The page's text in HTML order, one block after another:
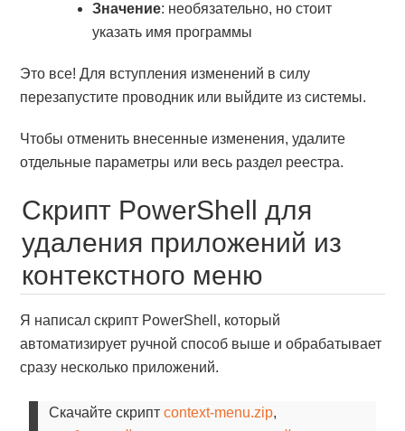
Значение: необязательно, но стоит
указать имя программы
Это все! Для вступления изменений в силу
перезапустите проводник или выйдите из системы.
Чтобы отменить внесенные изменения, удалите
отдельные параметры или весь раздел реестра.
Скрипт PowerShell для
удаления приложений из
контекстного меню
Я написал скрипт PowerShell, который
автоматизирует ручной способ выше и обрабатывает
сразу несколько приложений.
Скачайте скриптcontext-menu.zip,